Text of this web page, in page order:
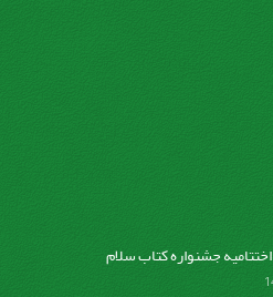
پنج شنبه 14 دی ماه 1402 اختتامیه جشنواره کتاب سلام